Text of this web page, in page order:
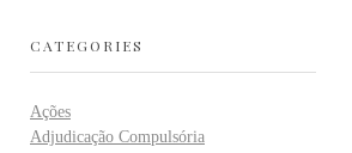
CATEGORIES
Ações
Adjudicação Compulsória